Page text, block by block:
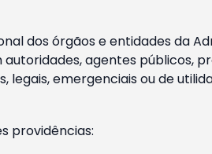
dos órgãos e entidades da
agentes públicos,
emergenciais ou de
providências: